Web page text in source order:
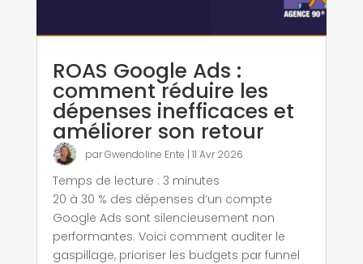
ROAS Google Ads :
comment réduire les
dépenses inefficaces et
améliorer son retour
parGwendoline Ente | 11 Avr 2026
Temps de lecture : 3 minutes
20 à 30 % des dépenses d’un compte
Google Ads sont silencieusement non
performantes. Voici comment auditer le
gaspillage, prioriser les budgets par funnel